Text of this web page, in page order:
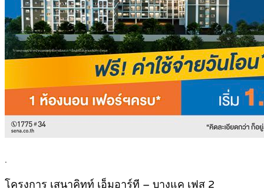
.
โครงการ เสนาคิทท์ เอ็มอาร์ที – บางแค เฟส 2